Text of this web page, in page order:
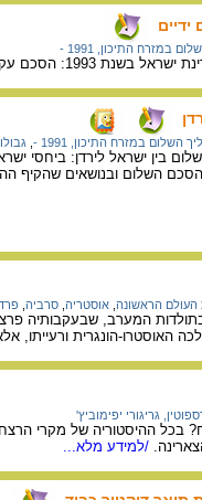
במזרח התיכון, 1991 -
ישראל לאש"ף וחתימת הסכם אוסלו.
השלום במזרח התיכון, 1991 -
השלום ובנושאים שהקיף
הראשונה אוסטריה סרביה
האוסטרו-הונגרית ורעייתו,
גריגורי יפימוביץ'
/למידע מלא...